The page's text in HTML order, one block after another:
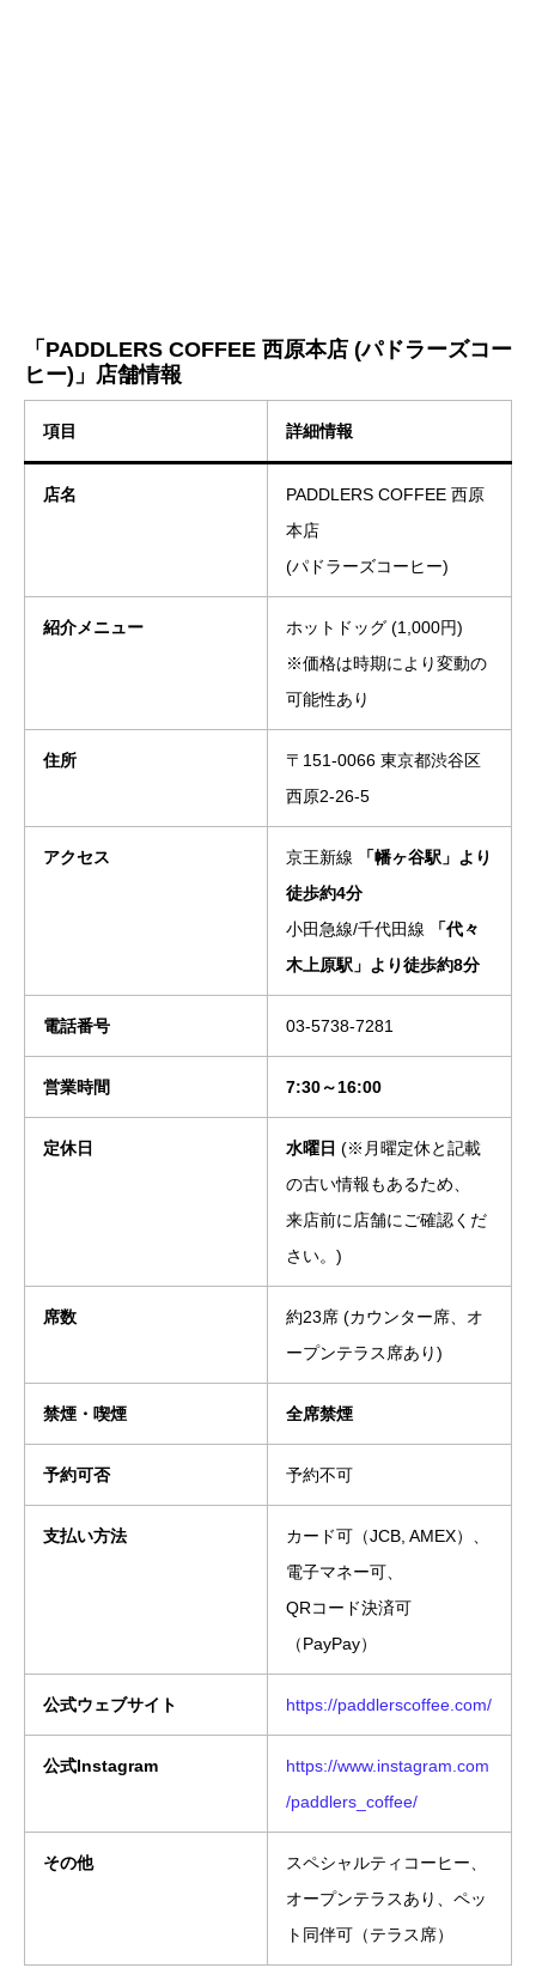
「PADDLERS COFFEE 西原本店 (パドラーズコー
ヒー)」店舗情報
項目 詳細情報
店名
PADDLERS COFFEE 西原
本店
(パドラーズコーヒー)
紹介メニュー
ホットドッグ (1,000円)
※価格は時期により変動の
可能性あり
住所
〒151-0066 東京都渋谷区
西原2-26-5
アクセス 京王新線
「幡ヶ谷駅」より
徒歩約4分
小田急線/千代田線
「代々
木上原駅」より徒歩約8分
電話番号 03-5738-7281
営業時間 7:30～16:00
定休日 水曜日 (※月曜定休と記載
の古い情報もあるため、
来店前に店舗にご確認くだ
さい。)
席数
約23席 (カウンター席、オ
ープンテラス席あり)
禁煙・喫煙 全席禁煙
予約可否 予約不可
支払い方法
カード可（JCB, AMEX）、
電子マネー可、
QRコード決済可
（PayPay）
公式ウェブサイト https://paddlerscoffee.com/
公式Instagram
https://www.instagram.com
/paddlers_coffee/
その他
スペシャルティコーヒー、
オープンテラスあり、ペッ
ト同伴可（テラス席）